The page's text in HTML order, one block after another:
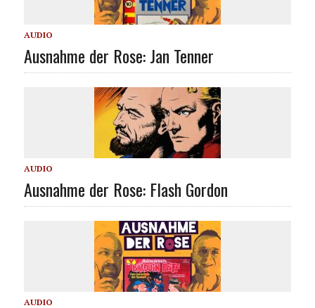
AUDIO
Ausnahme der Rose: Jan Tenner
AUDIO
Ausnahme der Rose: Flash Gordon
AUDIO